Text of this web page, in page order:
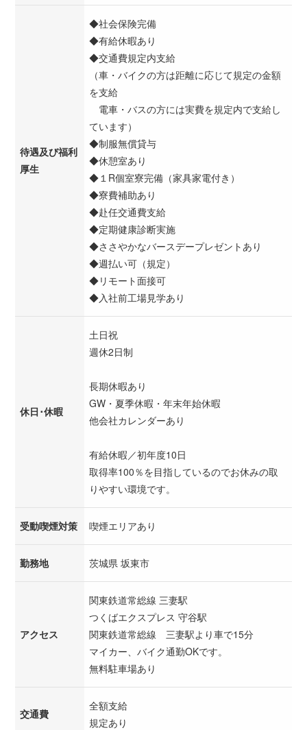
待遇及び福利
厚生
◆社会保険完備
◆有給休暇あり
◆交通費規定内支給
（車・バイクの方は距離に応じて規定の金額
を支給
電車・バスの方には実費を規定内で支給し
ています）
◆制服無償貸与
◆休憩室あり
◆１R個室寮完備（家具家電付き）
◆寮費補助あり
◆赴任交通費支給
◆定期健康診断実施
◆ささやかなバースデープレゼントあり
◆週払い可（規定）
◆リモート面接可
◆入社前工場見学あり
休日･休暇
土日祝
週休2日制
長期休暇あり
GW・夏季休暇・年末年始休暇
他会社カレンダーあり
有給休暇／初年度10日
取得率100％を目指しているのでお休みの取
りやすい環境です。
受動喫煙対策 喫煙エリアあり
勤務地 茨城県 坂東市
アクセス
関東鉄道常総線 三妻駅
つくばエクスプレス 守谷駅
関東鉄道常総線 三妻駅より車で15分
マイカー、バイク通勤OKです。
無料駐車場あり
交通費
全額支給
規定あり